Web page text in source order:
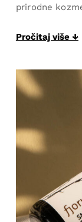
prirodne
Pročitaj više ↓